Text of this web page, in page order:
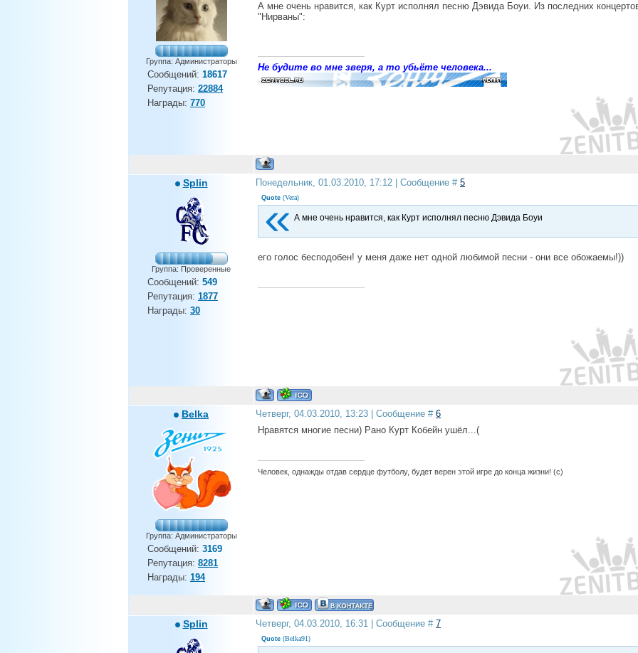
Группа: Администраторы
Сообщений: 18617
Репутация: 22884
Награды: 770
А мне очень нравится, как Курт исполнял песню Дэвида Боуи. Из последних
"Нирваны":
Не будите во мне зверя, а то убьёте человека...
Splin
Группа: Проверенные
Сообщений: 549
Репутация: 1877
Награды: 30
Понедельник, 01.03.2010, 17:12 | Сообщение # 5
Quote (Vera)
А мне очень нравится, как Курт исполнял песню Дэвида Боуи
его голос бесподобен! у меня даже нет одной любимой песни - они все обожаемы!))
Belka
Группа: Администраторы
Сообщений: 3169
Репутация: 8281
Награды: 194
Четверг, 04.03.2010, 13:23 | Сообщение # 6
Нравятся многие песни) Рано Курт Кобейн ушёл...(
Человек, однажды отдав сердце футболу, будет верен этой игре до конца жизни! (с)
Splin Четверг, 04.03.2010, 16:31 | Сообщение # 7
Quote (Belka91 )